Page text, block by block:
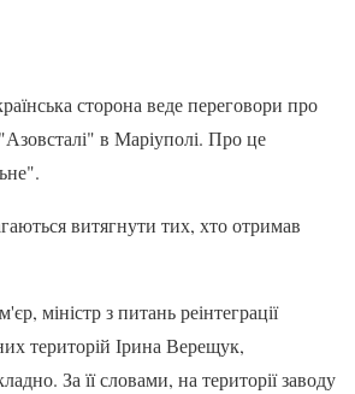
сторона веде переговори про
в Маріуполі. Про це
витягнути тих, хто отримав
міністр з питань реінтеграції
територій Ірина Верещук,
За її словами, на території заводу